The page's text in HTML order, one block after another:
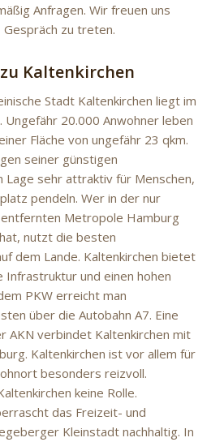
Anfragen. Wir freuen uns
zu treten.
Kaltenkirchen
Stadt Kaltenkirchen liegt im
Ungefähr 20.000 Anwohner leben
Fläche von ungefähr 23 qkm.
seiner günstigen
Lage sehr attraktiv für Menschen,
pendeln. Wer in der nur
Metropole Hamburg
nutzt die besten
dem Lande. Kaltenkirchen bietet
Infrastruktur und einen hohen
PKW erreicht man
über die Autobahn A7. Eine
AKN verbindet Kaltenkirchen mit
Kaltenkirchen ist vor allem für
besonders reizvoll.
keine Rolle.
das Freizeit- und
Kleinstadt nachhaltig. In